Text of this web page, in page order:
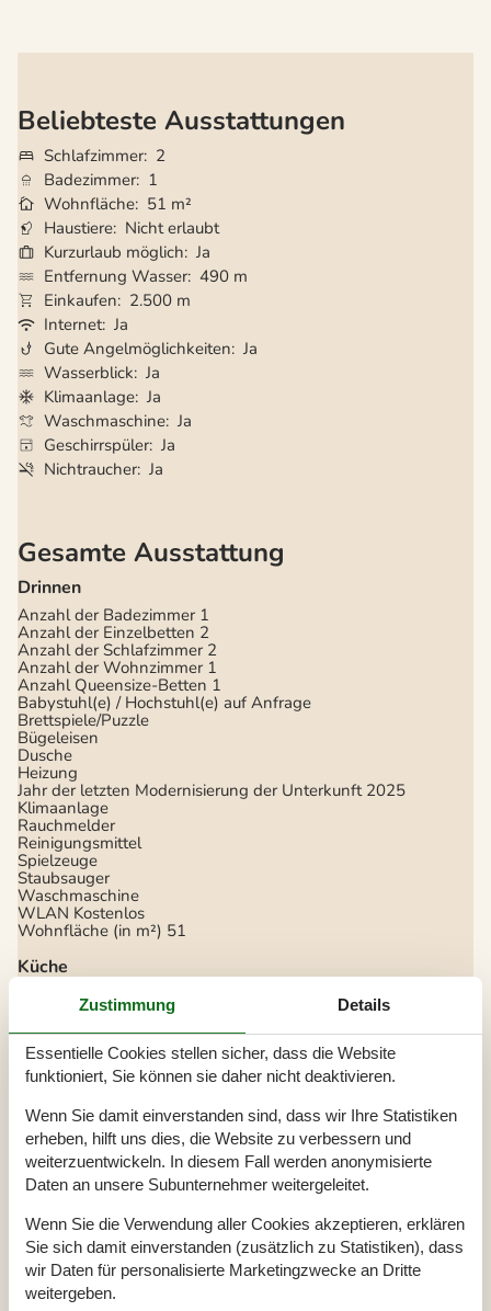
Beliebteste Ausstattungen
Schlafzimmer 2
Badezimmer 1
Wohnfläche 51 m²
Haustiere Nicht erlaubt
Kurzurlaub möglich Ja
Entfernung Wasser 490 m
Einkaufen
2.500 m
Internet Ja
Gute Angelmöglichkeiten Ja
Wasserblick Ja
Klimaanlage Ja
Waschmaschine Ja
Geschirrspüler Ja
Nichtraucher Ja
Gesamte Ausstattung
Drinnen
Anzahl der Badezimmer 1
Anzahl der Einzelbetten 2
Anzahl der Schlafzimmer 2
Anzahl der Wohnzimmer 1
Anzahl Queensize-Betten 1
Babystuhl(e) / Hochstuhl(e) auf Anfrage
Brettspiele/Puzzle
Bügeleisen
Dusche
Heizung
Jahr der letzten Modernisierung der Unterkunft 2025
Klimaanlage
Rauchmelder
Reinigungsmittel
Spielzeuge
Staubsauger
Waschmaschine
WLAN Kostenlos
Wohnfläche (in m²) 51
Küche
Backofen
Gefrierfach
Gewürze/Gewürze kochen
Kaffeemaschine Regular
Kochgrundlagen (Töpfe und Pfannen)
Küche
Küchenutensilien
Kühlschrank
Spülmaschine
Toaster
Wasserkocher
Draussen
Boot (zu mieten) Zuschlag
Garten
Gartenmöbel
Zustimmung Details
Essentielle Cookies stellen sicher, dass die Website
funktioniert, Sie können sie daher nicht deaktivieren.
Wenn Sie damit einverstanden sind, dass wir Ihre Statistiken
erheben, hilft uns dies, die Website zu verbessern und
weiterzuentwickeln. In diesem Fall werden anonymisierte
Daten an unsere Subunternehmer weitergeleitet.
Wenn Sie die Verwendung aller Cookies akzeptieren, erklären
Sie sich damit einverstanden (zusätzlich zu Statistiken), dass
wir Daten für personalisierte Marketingzwecke an Dritte
weitergeben.